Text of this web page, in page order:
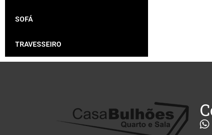
SOFÁ
TRAVESSEIRO